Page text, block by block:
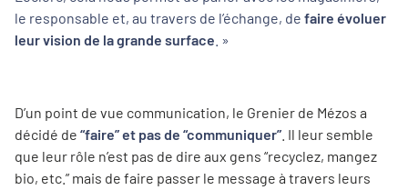
le responsable et, au travers de l’échange, de faire évoluer
leur vision de la grande surface . »
D’un point de vue communication, le Grenier de Mézos a
décidé de “faire” et pas de “communiquer” . Il leur semble
que leur rôle n’est pas de dire aux gens “recyclez, mangez
bio, etc.” mais de faire passer le message à travers leurs